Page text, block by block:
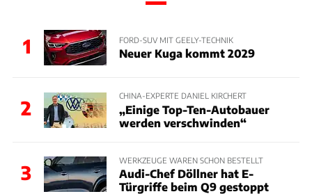
1 FORD-SUV MIT GEELY-TECHNIK
Neuer Kuga kommt 2029
2
CHINA-EXPERTE DANIEL KIRCHERT
„Einige Top-Ten-Autobauer
werden verschwinden“
3
WERKZEUGE WAREN SCHON BESTELLT
Audi-Chef Döllner hat E-
Türgriffe beim Q9 gestoppt